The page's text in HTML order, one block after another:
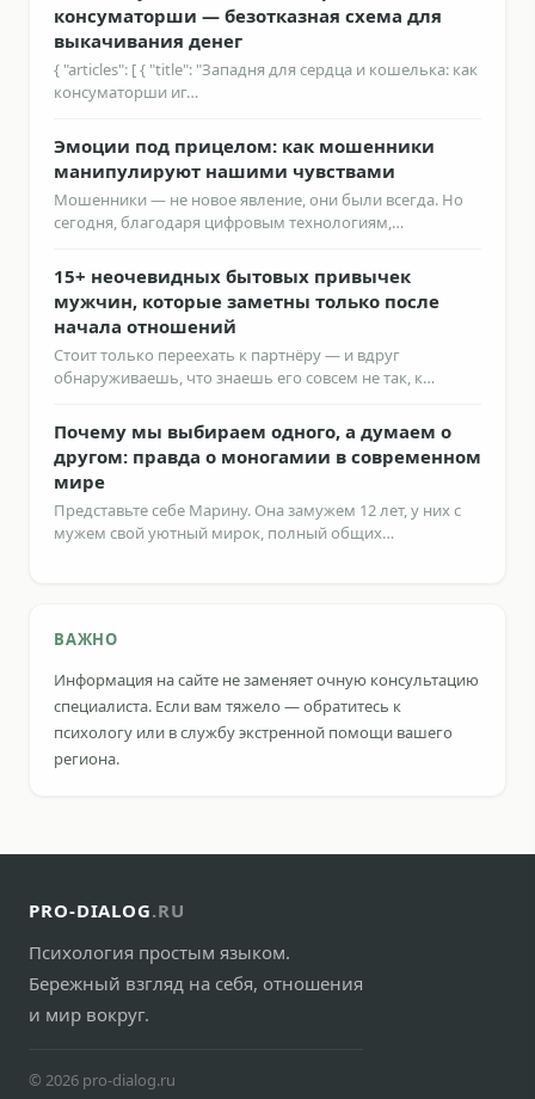
консуматорши — безотказная схема для
выкачивания денег
{ "articles": [ { "title": "Западня для сердца и кошелька: как
консуматорши иг…
Эмоции под прицелом: как мошенники
манипулируют нашими чувствами
Мошенники — не новое явление, они были всегда. Но
сегодня, благодаря цифровым технологиям,…
15+ неочевидных бытовых привычек
мужчин, которые заметны только после
начала отношений
Стоит только переехать к партнёру — и вдруг
обнаруживаешь, что знаешь его совсем не так, к…
Почему мы выбираем одного, а думаем о
другом: правда о моногамии в современном
мире
Представьте себе Марину. Она замужем 12 лет, у них с
мужем свой уютный мирок, полный общих…
ВАЖНО
Информация на сайте не заменяет очную консультацию
специалиста. Если вам тяжело — обратитесь к
психологу или в службу экстренной помощи вашего
региона.
PRO-DIALOG.RU
Психология простым языком.
Бережный взгляд на себя, отношения
и мир вокруг.
© 2026 pro-dialog.ru